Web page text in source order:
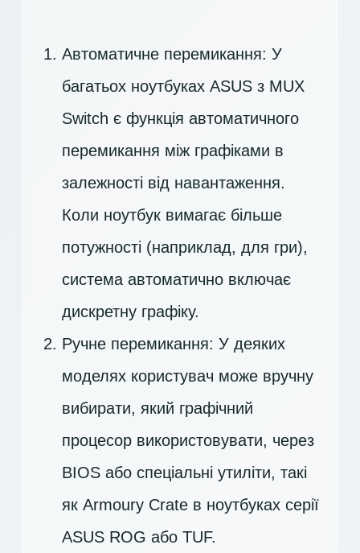
Автоматичне перемикання: У
багатьох ноутбуках ASUS з MUX
Switch є функція автоматичного
перемикання між графіками в
залежності від навантаження.
Коли ноутбук вимагає більше
потужності (наприклад, для гри),
система автоматично включає
дискретну графіку.
Ручне перемикання: У деяких
моделях користувач може вручну
вибирати, який графічний
процесор використовувати, через
BIOS або спеціальні утиліти, такі
як Armoury Crate в ноутбуках серії
ASUS ROG або TUF.